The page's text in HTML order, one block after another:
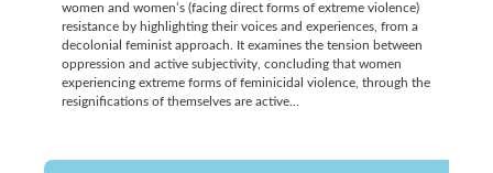
women and women’s (facing direct forms of extreme violence)
resistance by highlighting their voices and experiences, from a
decolonial feminist approach. It examines the tension between
oppression and active subjectivity, concluding that women
experiencing extreme forms of feminicidal violence, through the
resignifications of themselves are active…